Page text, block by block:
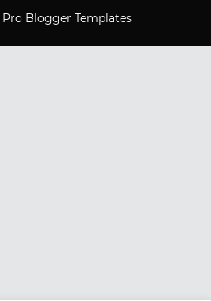
Pro Blogger Templates